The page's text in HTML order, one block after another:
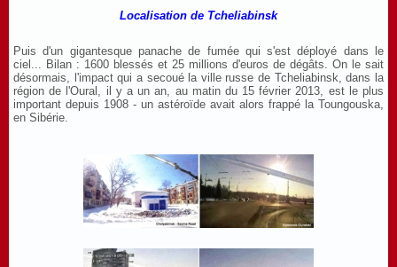
Localisation de Tcheliabinsk
Puis d'un gigantesque panache de fumée qui s'est déployé dans le
ciel... Bilan : 1600 blessés et 25 millions d'euros de dégâts. On le sait
désormais, l'impact qui a secoué la ville russe de Tcheliabinsk, dans la
région de l'Oural, il y a un an, au matin du 15 février 2013, est le plus
important depuis 1908 - un astéroïde avait alors frappé la Toungouska,
en Sibérie.